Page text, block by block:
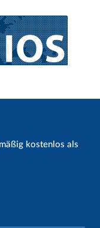
kostenlos als